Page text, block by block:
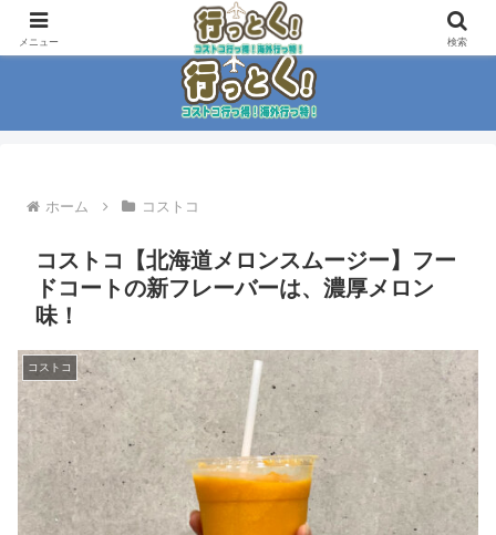
コストコ大好き家族がイチ押商品紹介！！
ホーム コストコ
コストコ【北海道メロンスムージー】フー
ドコートの新フレーバーは、濃厚メロン
味！
コストコ
メニュー 検索